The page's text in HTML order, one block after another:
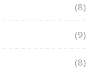
(8)
(9)
(8)